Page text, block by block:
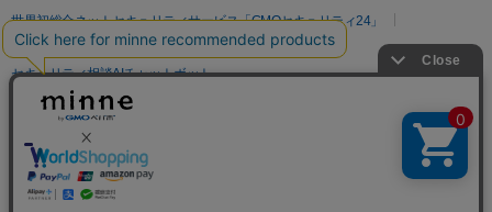
世界初総合ネットセキュリティサービス「GMOセキュリティ24」
パスワード漏洩診断
Webサイトリスク診断
セキュリティ相談AIチャットボット
実在証明・盗聴対策
サイバー攻撃対策（GMO Flatt Security）
セキュリティ事業の軌跡